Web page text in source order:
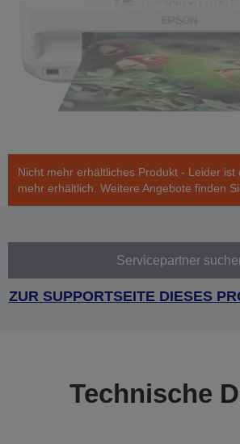
Nicht mehr erhältliches Produkt - Leider ist
mehr erhältlich. Weitere Angebote finden
Servicepartner
ZUR SUPPORTSEITE DIESES
Technische